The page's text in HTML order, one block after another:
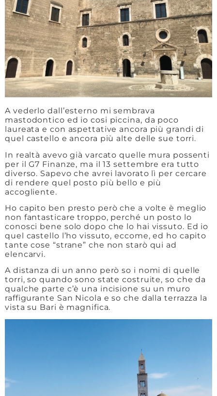
A vederlo dall’esterno mi sembrava
mastodontico ed io cosi piccina, da poco
laureata e con aspettative ancora più grandi di
quel castello e ancora più alte delle sue torri.
In realtà avevo già varcato quelle mura possenti
per il G7 Finanze, ma il 13 settembre era tutto
diverso. Sapevo che avrei lavorato lì per cercare
di rendere quel posto più bello e più
accogliente.
Ho capito ben presto però che a volte è meglio
non fantasticare troppo, perché un posto lo
conosci bene solo dopo che lo hai vissuto. Ed io
quel castello l’ho vissuto, eccome, ed ho capito
tante cose “strane” che non starò qui ad
elencarvi.
A distanza di un anno però so i nomi di quelle
torri, so quando sono state costruite, so che da
qualche parte c’è una incisione su un muro
raffigurante San Nicola e so che dalla terrazza la
vista su Bari è magnifica.